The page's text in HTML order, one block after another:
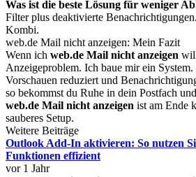
Was ist die beste Lösung für weniger
Filter plus deaktivierte
Kombi.
web.de Mail nicht anzeigen: Mein Fazit
Wenn ich web.de Mail nicht anzeigen
Anzeigeproblem. Ich baue mir ein
Vorschauen reduziert und
so bekommst du Ruhe in dein Postfach
web.de Mail nicht anzeigen ist am Ende
sauberes Setup.
Weitere Beiträge
Outlook Add-In aktivieren: So nutzen
Funktionen effizient
vor 1 Jahr